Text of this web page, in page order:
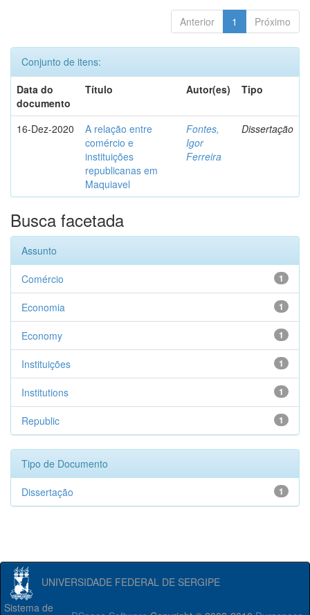
Anterior 1 Próximo
Conjunto de itens:
Data do
documento
Título Autor(es) Tipo
16-Dez-2020
A relação entre
comércio e
instituições
republicanas em
Maquiavel
Fontes,
Igor
Ferreira
Dissertação
Busca facetada
Assunto
1
Comércio
1
Economia
1
Economy
1
Instituições
1
Institutions
1
Republic
Tipo de Documento
1
Dissertação
UNIVERSIDADE FEDERAL DE SERGIPE
Sistema de